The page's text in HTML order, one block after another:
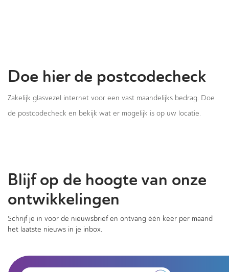
Doe hier de postcodecheck
Zakelijk glasvezel internet voor een vast maandelijks bedrag. Doe
de postcodecheck en bekijk wat er mogelijk is op uw locatie.
Blijf op de hoogte van onze
ontwikkelingen
Schrijf je in voor de nieuwsbrief en ontvang één keer per maand
het laatste nieuws in je inbox.